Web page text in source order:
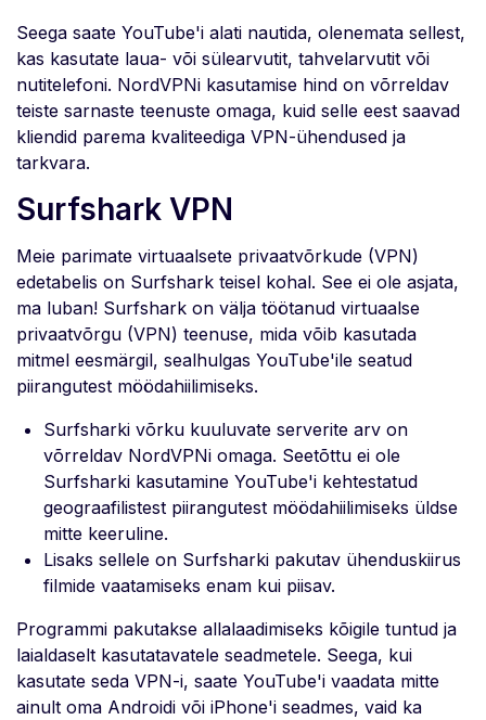
Seega saate YouTube'i alati nautida, olenemata sellest,
kas kasutate laua- või sülearvutit, tahvelarvutit või
nutitelefoni. NordVPNi kasutamise hind on võrreldav
teiste sarnaste teenuste omaga, kuid selle eest saavad
kliendid parema kvaliteediga VPN-ühendused ja
tarkvara.
Surfshark VPN
Meie parimate virtuaalsete privaatvõrkude (VPN)
edetabelis on Surfshark teisel kohal. See ei ole asjata,
ma luban! Surfshark on välja töötanud virtuaalse
privaatvõrgu (VPN) teenuse, mida võib kasutada
mitmel eesmärgil, sealhulgas YouTube'ile seatud
piirangutest möödahiilimiseks.
Surfsharki võrku kuuluvate serverite arv on
võrreldav NordVPNi omaga. Seetõttu ei ole
Surfsharki kasutamine YouTube'i kehtestatud
geograafilistest piirangutest möödahiilimiseks üldse
mitte keeruline.
Lisaks sellele on Surfsharki pakutav ühenduskiirus
filmide vaatamiseks enam kui piisav.
Programmi pakutakse allalaadimiseks kõigile tuntud ja
laialdaselt kasutatavatele seadmetele. Seega, kui
kasutate seda VPN-i, saate YouTube'i vaadata mitte
ainult oma Androidi või iPhone'i seadmes, vaid ka